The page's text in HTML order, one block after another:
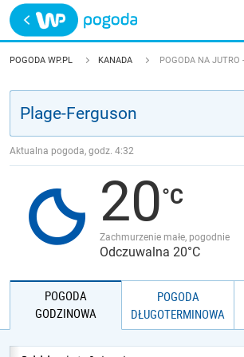
Trwa ładowanie
POLSKA
JAKOŚĆ POWIETRZA
POGODA WP.PL KANADA POGODA NA JUTRO
Aktualna pogoda, godz. 4:32
20
Zachmurzenie małe, pogodnie
Odczuwalna 20°C
POGODA
GODZINOWA
POGODA
DŁUGOTERMINOWA